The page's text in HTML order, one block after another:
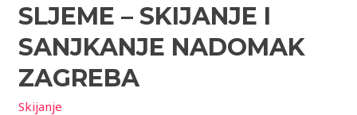
SLJEME – SKIJANJE I
SANJKANJE NADOMAK
ZAGREBA
Skijanje
skijanje
sanjkanje
nadomak
Zagreba